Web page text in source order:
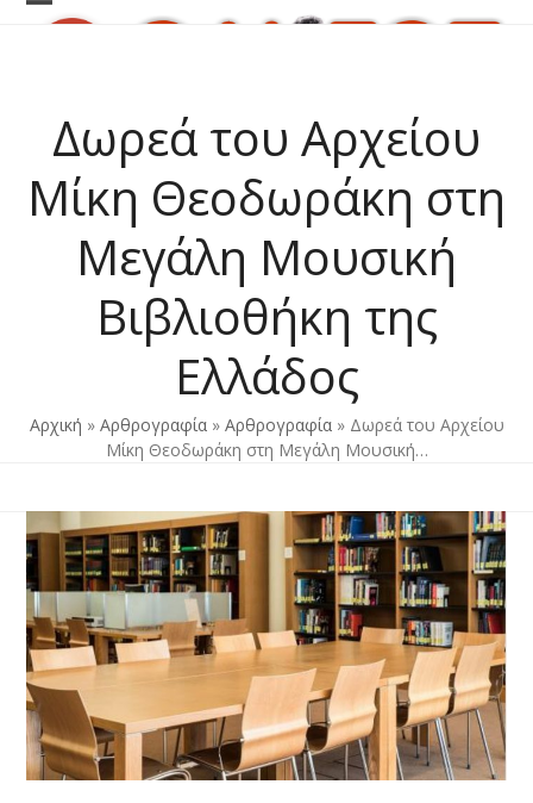
Skip
Open
Close
Δωρεά του Αρχείου
Μίκη Θεοδωράκη στη
Μεγάλη Μουσική
Βιβλιοθήκη της
Ελλάδος
Αρχική » Αρθρογραφία» Αρθρογραφία» Δωρεά του Αρχείου
Μίκη Θεοδωράκη στη Μεγάλη Μουσική…